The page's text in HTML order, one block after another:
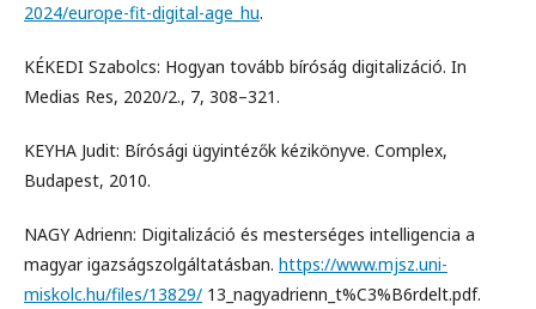
2024/europe-fit-digital-age_hu.
KÉKEDI Szabolcs: Hogyan tovább bíróság digitalizáció. In
Medias Res, 2020/2., 7, 308–321.
KEYHA Judit: Bírósági ügyintézők kézikönyve. Complex,
Budapest, 2010.
NAGY Adrienn: Digitalizáció és mesterséges intelligencia a
magyar igazságszolgáltatásban. https://www.mjsz.uni-
miskolc.hu/files/13829/ 13_nagyadrienn_t%C3%B6rdelt.pdf.